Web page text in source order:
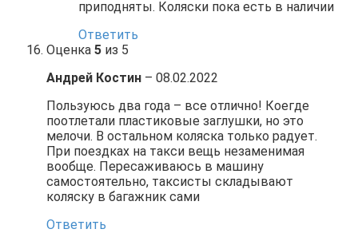
приподняты. Коляски пока есть в наличии
Ответить
Оценка 5 из 5
Андрей Костин – 08.02.2022
Пользуюсь два года – все отлично! Коегде
поотлетали пластиковые заглушки, но это
мелочи. В остальном коляска только радует.
При поездках на такси вещь незаменимая
вообще. Пересаживаюсь в машину
самостоятельно, таксисты складывают
коляску в багажник сами
Ответить